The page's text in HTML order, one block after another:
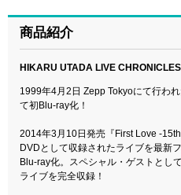
商品紹介
HIKARU UTADA LIVE CHRONICLES
1999年4月2日 Zepp Tokyoにて行わ
て初Blu-ray化！
2014年3月10日発売『First Love -
DVDとして収録されたライブを最新
Blu-ray化。スペシャル・ゲストとし
ライブを完全収録！